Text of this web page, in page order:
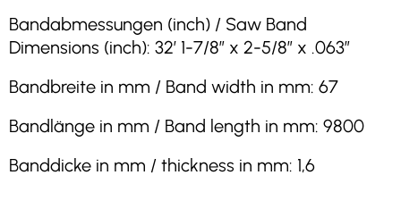
Bandabmessungen (inch) / Saw Band
Dimensions (inch): 32′ 1-7/8″ x 2-5/8″ x .063″
Bandbreite in mm / Band width in mm: 67
Bandlänge in mm / Band length in mm: 9800
Banddicke in mm / thickness in mm: 1,6